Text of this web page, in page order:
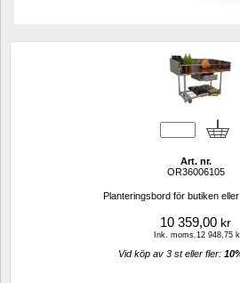
Art. nr.
OR36006105
Planteringsbord för butiken
10 359,00 kr
Ink. moms.12 948,75
Vid köp av 3 st eller fler: